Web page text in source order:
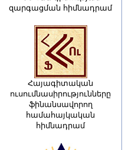
զարգացման հիմնադրամ
Հայագիտական
ուսումնասիրությունները
ֆինանսավորող
համահայկական
հիմնադրամ